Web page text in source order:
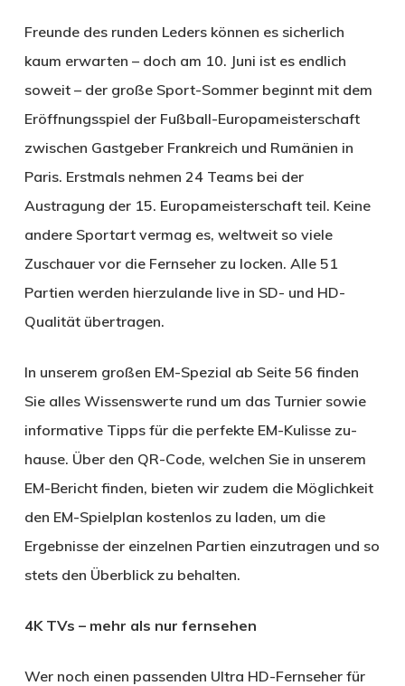
Freunde des runden Leders können es sicherlich
kaum erwarten – doch am 10. Juni ist es endlich
soweit – der große Sport-Sommer beginnt mit dem
Eröffnungsspiel der Fußball-Europameisterschaft
zwischen Gastgeber Frankreich und Rumänien in
Paris. Erstmals nehmen 24 Teams bei der
Austragung der 15. Europameisterschaft teil. Keine
andere Sportart vermag es, weltweit so viele
Zuschauer vor die Fernseher zu locken. Alle 51
Partien werden hierzulande live in SD- und HD-
Qualität übertragen.
In unserem großen EM-Spezial ab Seite 56 finden
Sie alles Wissenswerte rund um das Turnier sowie
informative Tipps für die perfekte EM-Kulisse zu-
hause. Über den QR-Code, welchen Sie in unserem
EM-Bericht finden, bieten wir zudem die Möglichkeit
den EM-Spielplan kostenlos zu laden, um die
Ergebnisse der einzelnen Partien einzutragen und so
stets den Überblick zu behalten.
4K TVs – mehr als nur fernsehen
Wer noch einen passenden Ultra HD-Fernseher für